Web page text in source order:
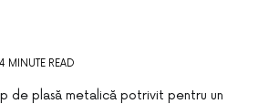
4 MINUTE READ
de plasă metalică potrivit pentru un